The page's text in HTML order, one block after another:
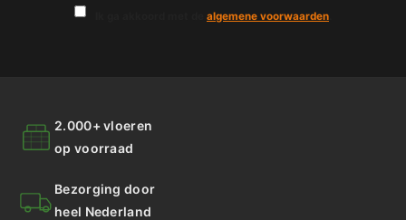
algemene voorwaarden
2.000+ vloeren
op voorraad
Bezorging door
heel Nederland